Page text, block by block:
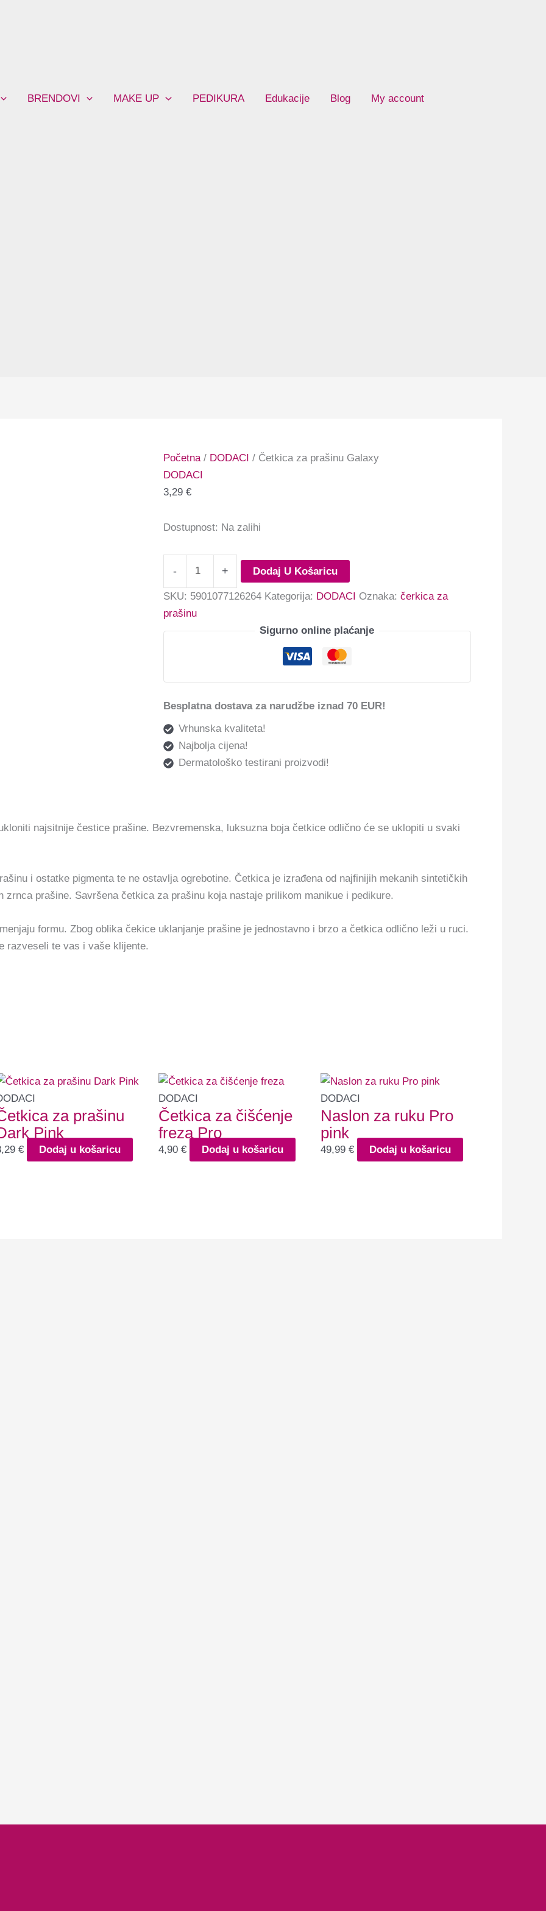
BRENDOVI MAKE UP PEDIKURA Edukacije Blog My account
Početna/ DODACI / Četkica za prašinu Galaxy
DODACI
3,29 €
Dostupnost: Na zalihi
- + Dodaj U Košaricu
SKU: 5901077126264 Kategorija: DODACI Oznaka: čerkica za
prašinu
Sigurno online plaćanje
Besplatna dostava za narudžbe iznad 70 EUR!
Vrhunska kvaliteta!
Najbolja cijena!
Dermatološko testirani proizvodi!
najsitnije čestice prašine. Bezvremenska, luksuzna boja četkice odlično će se uklopiti u svaki
i ostatke pigmenta te ne ostavlja ogrebotine. Četkica je izrađena od najfinijih mekanih sintetičkih
prašine. Savršena četkica za prašinu koja nastaje prilikom manikue i pedikure.
formu. Zbog oblika čekice uklanjanje prašine je jednostavno i brzo a četkica odlično leži u ruci.
razveseli te vas i vaše klijente.
za prašinu
Pink
€ Dodaj u košaricu
DODACI
Četkica za čišćenje
freza Pro
4,90 € Dodaj u košaricu
DODACI
Naslon za ruku Pro
pink
49,99€ Dodaj u košaricu